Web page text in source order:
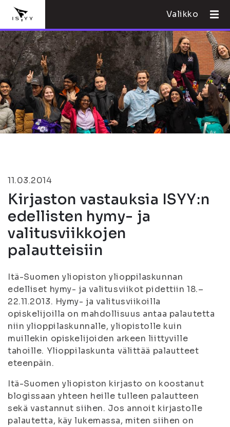
Valikko
11.03.2014
Kirjaston vastauksia ISYY:n
edellisten hymy- ja
valitusviikkojen
palautteisiin
Itä-Suomen yliopiston ylioppilaskunnan
edelliset hymy- ja valitusviikot pidettiin 18.–
22.11.2013. Hymy- ja valitusviikoilla
opiskelijoilla on mahdollisuus antaa palautetta
niin ylioppilaskunnalle, yliopistolle kuin
muillekin opiskelijoiden arkeen liittyville
tahoille. Ylioppilaskunta välittää palautteet
eteenpäin.
Itä-Suomen yliopiston kirjasto on koostanut
blogissaan yhteen heille tulleen palautteen
sekä vastannut siihen. Jos annoit kirjastolle
palautetta, käy lukemassa, miten siihen on